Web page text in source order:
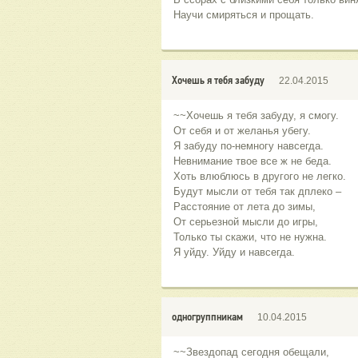
Научи смиряться и прощать.
Хочешь я тебя забуду 22.04.2015
~~Хочешь я тебя забуду, я смогу.
От себя и от желанья убегу.
Я забуду по-немногу навсегда.
Невнимание твое все ж не беда.
Хоть влюблюсь в другого не легко.
Будут мысли от тебя так дплеко –
Расстояние от лета до зимы,
От серьезной мысли до игры,
Только ты скажи, что не нужна.
Я уйду. Уйду и навсегда.
одногруппникам 10.04.2015
~~Звездопад сегодня обещали,